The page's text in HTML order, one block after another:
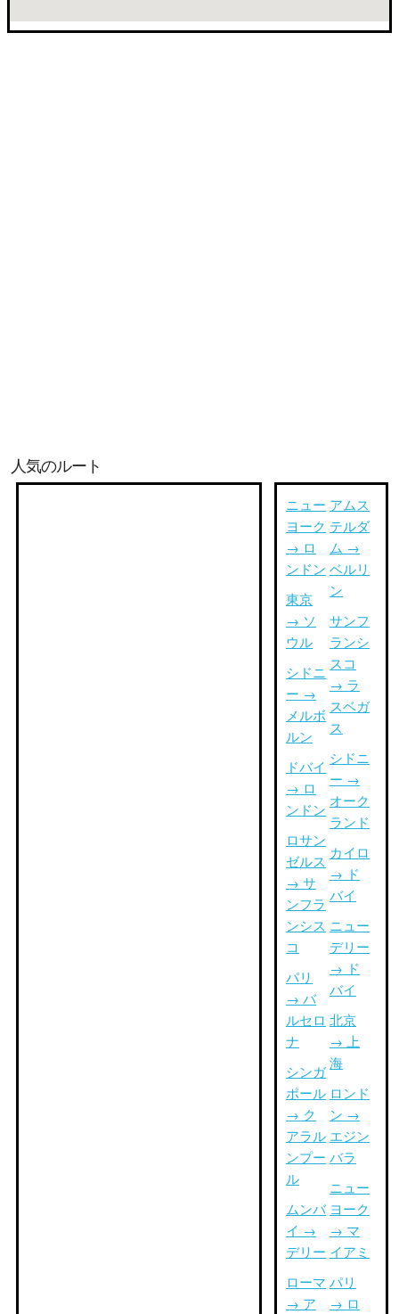
人気のルート
ニュー
ヨーク
→ ロ
ンドン
東京
→ ソ
ウル
シドニ
ー →
メルボ
ルン
ドバイ
→ ロ
ンドン
ロサン
ゼルス
→ サ
ンフラ
ンシス
コ
パリ
→ バ
ルセロ
ナ
シンガ
ポール
→ ク
アラル
ンプー
ル
ムンバ
イ →
デリー
ローマ
→ ア
アムス
テルダ
ム →
ベルリ
ン
サンフ
ランシ
スコ
→ ラ
スベガ
ス
シドニ
ー →
オーク
ランド
カイロ
→ ド
バイ
ニュー
デリー
→ ド
バイ
北京
→ 上
海
ロンド
ン →
エジン
バラ
ニュー
ヨーク
→ マ
イアミ
パリ
→ ロ